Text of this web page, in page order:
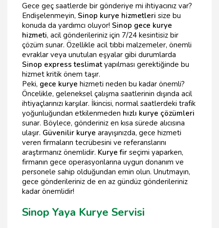
Gece geç saatlerde bir gönderiye mi ihtiyacınız var?
Endişelenmeyin, Sinop kurye hizmetleri size bu
konuda da yardımcı oluyor! Sinop gece kurye
hizmeti, acil gönderileriniz için 7/24 kesintisiz bir
çözüm sunar. Özellikle acil tıbbi malzemeler, önemli
evraklar veya unutulan eşyalar gibi durumlarda
Sinop express teslimat yapılması gerektiğinde bu
hizmet kritik önem taşır.
Peki, gece kurye hizmeti neden bu kadar önemli?
Öncelikle, geleneksel çalışma saatlerinin dışında acil
ihtiyaçlarınızı karşılar. İkincisi, normal saatlerdeki trafik
yoğunluğundan etkilenmeden hızlı kurye çözümleri
sunar. Böylece, gönderiniz en kısa sürede alıcısına
ulaşır. Güvenilir kurye arayışınızda, gece hizmeti
veren firmaların tecrübesini ve referanslarını
araştırmanız önemlidir. Kurye fir seçimi yaparken,
firmanın gece operasyonlarına uygun donanım ve
personele sahip olduğundan emin olun. Unutmayın,
gece gönderileriniz de en az gündüz gönderileriniz
kadar önemlidir!
Sinop Yaya Kurye Servisi